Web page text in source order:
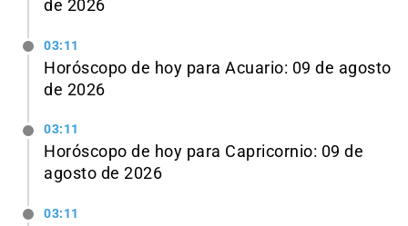
de 2026
03:11
Horóscopo de hoy para Acuario: 09 de agosto
de 2026
03:11
Horóscopo de hoy para Capricornio: 09 de
agosto de 2026
03:11